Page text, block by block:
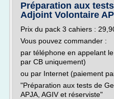
Préparation aux
Adjoint Volontaire
Prix du pack 3 cahiers :
Vous pouvez commander :
par téléphone en appelant
par CB uniquement)
ou par Internet (paiement
"Préparation aux tests de
APJA, AGIV et réserviste"